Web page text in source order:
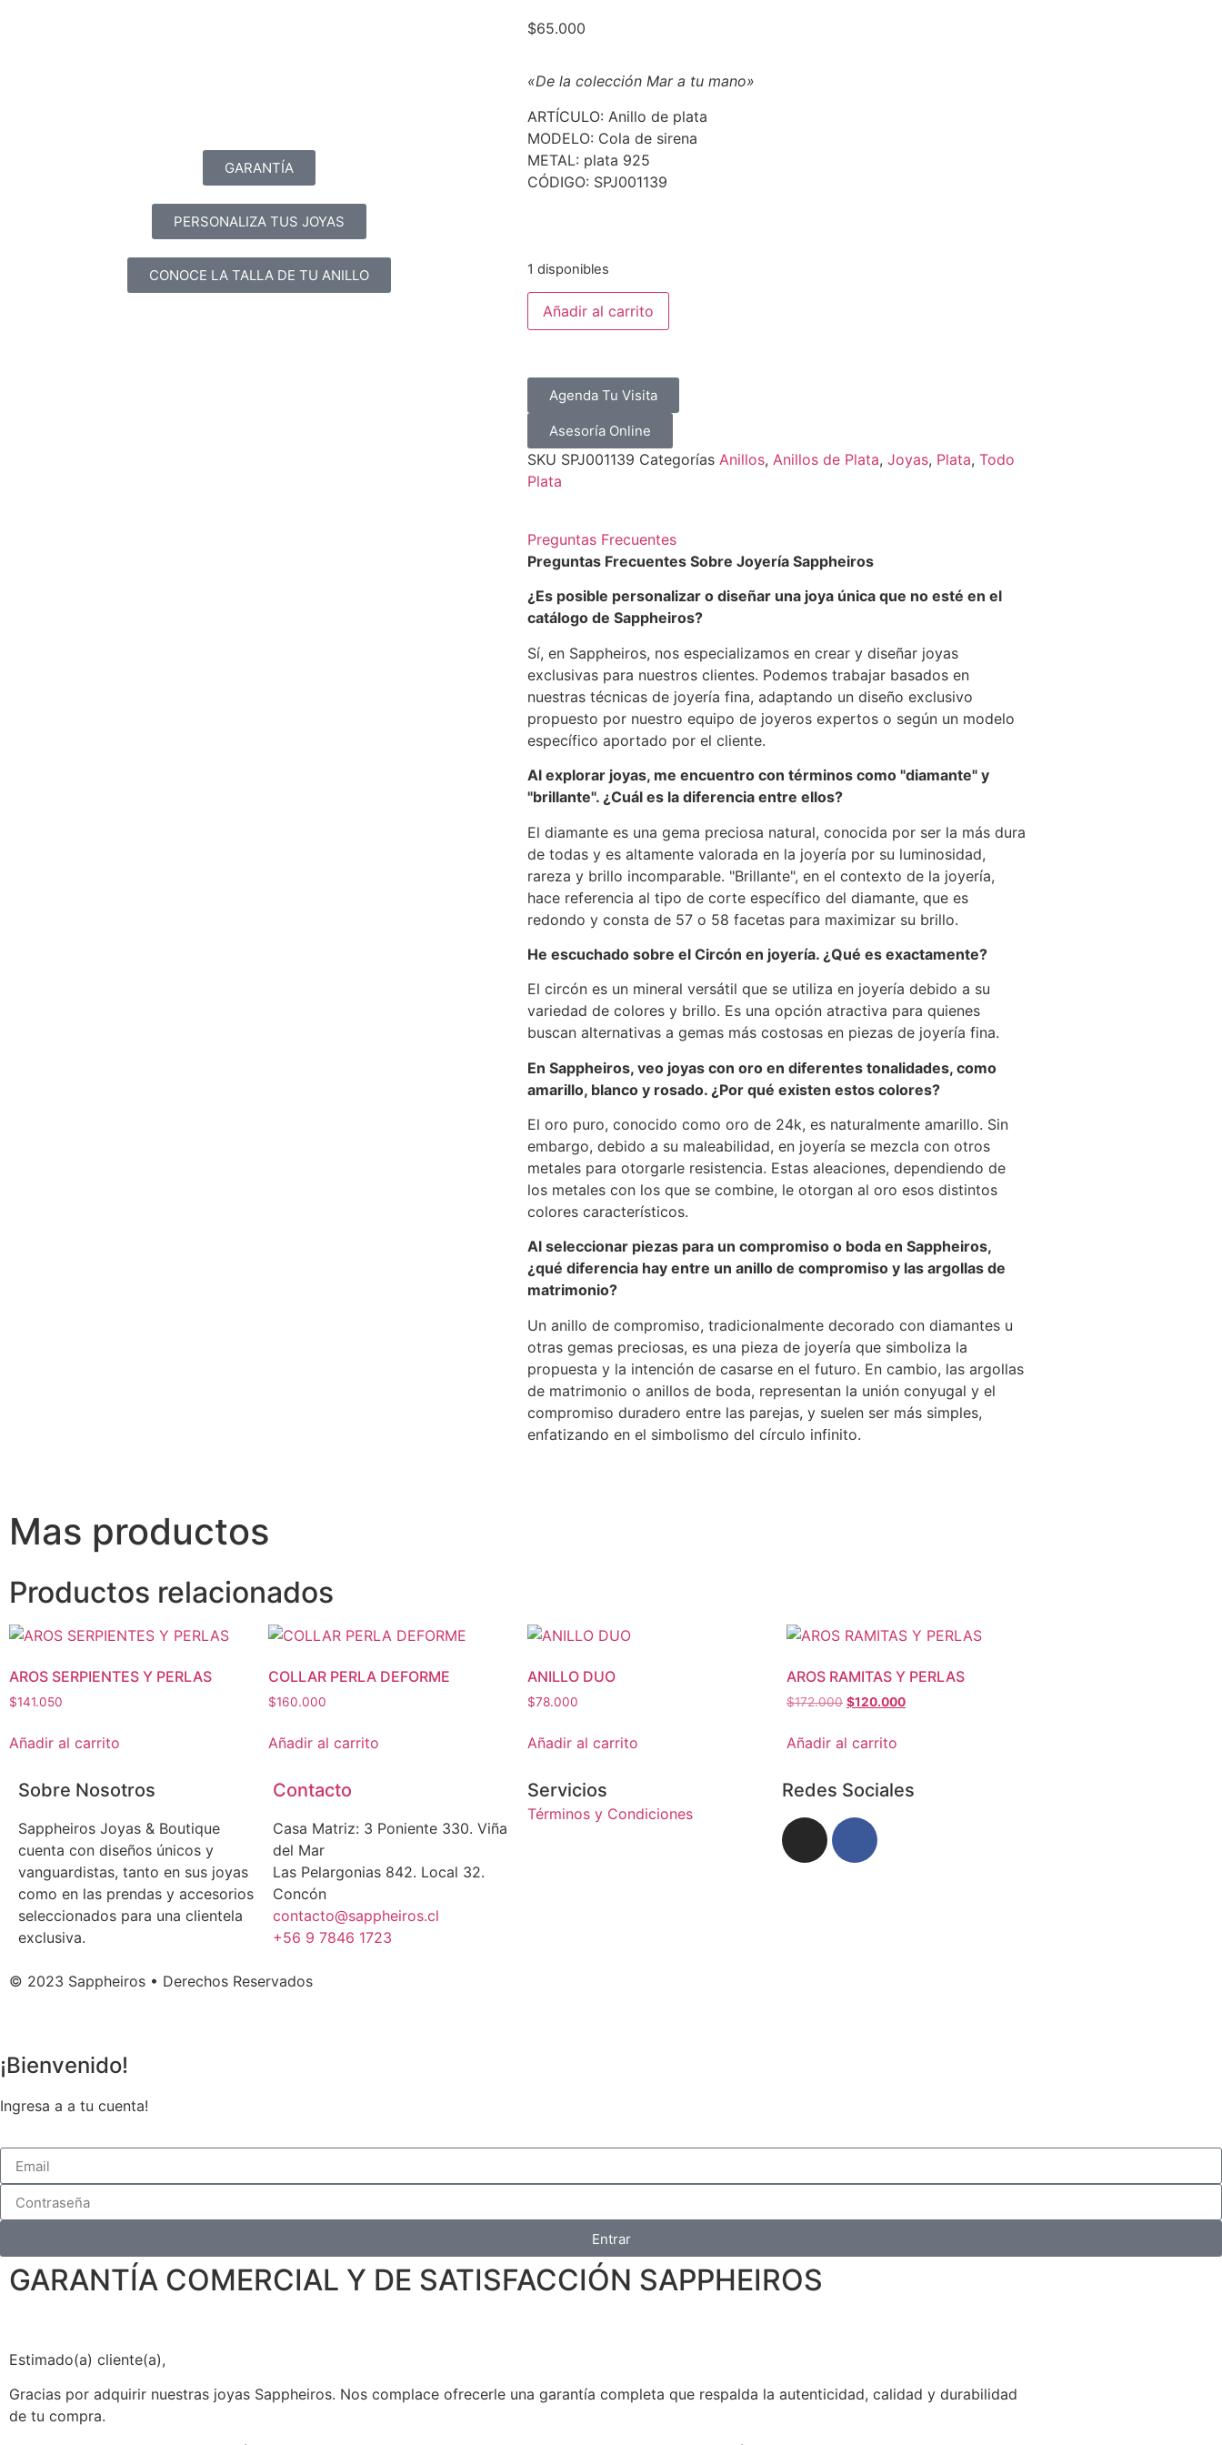
GARANTÍA
PERSONALIZA TUS JOYAS
CONOCE LA TALLA DE TU ANILLO
$65.000
«De la colección Mar a tu mano»
ARTÍCULO: Anillo de plata
MODELO: Cola de sirena
METAL: plata 925
CÓDIGO: SPJ001139
1 disponibles
Añadir al carrito
Agenda Tu Visita
Asesoría Online
SKU SPJ001139 Categorías Anillos, Anillos de Plata, Joyas, Plata, Todo
Plata
Preguntas Frecuentes
Preguntas Frecuentes Sobre Joyería Sappheiros
¿Es posible personalizar o diseñar una joya única que no esté en el
catálogo de Sappheiros?
Sí, en Sappheiros, nos especializamos en crear y diseñar joyas
exclusivas para nuestros clientes. Podemos trabajar basados en
nuestras técnicas de joyería fina, adaptando un diseño exclusivo
propuesto por nuestro equipo de joyeros expertos o según un modelo
específico aportado por el cliente.
Al explorar joyas, me encuentro con términos como "diamante" y
"brillante". ¿Cuál es la diferencia entre ellos?
El diamante es una gema preciosa natural, conocida por ser la más dura
de todas y es altamente valorada en la joyería por su luminosidad,
rareza y brillo incomparable. "Brillante", en el contexto de la joyería,
hace referencia al tipo de corte específico del diamante, que es
redondo y consta de 57 o 58 facetas para maximizar su brillo.
He escuchado sobre el Circón en joyería. ¿Qué es exactamente?
El circón es un mineral versátil que se utiliza en joyería debido a su
variedad de colores y brillo. Es una opción atractiva para quienes
buscan alternativas a gemas más costosas en piezas de joyería fina.
En Sappheiros, veo joyas con oro en diferentes tonalidades, como
amarillo, blanco y rosado. ¿Por qué existen estos colores?
El oro puro, conocido como oro de 24k, es naturalmente amarillo. Sin
embargo, debido a su maleabilidad, en joyería se mezcla con otros
metales para otorgarle resistencia. Estas aleaciones, dependiendo de
los metales con los que se combine, le otorgan al oro esos distintos
colores característicos.
Al seleccionar piezas para un compromiso o boda en Sappheiros,
¿qué diferencia hay entre un anillo de compromiso y las argollas de
matrimonio?
Un anillo de compromiso, tradicionalmente decorado con diamantes u
otras gemas preciosas, es una pieza de joyería que simboliza la
propuesta y la intención de casarse en el futuro. En cambio, las argollas
de matrimonio o anillos de boda, representan la unión conyugal y el
compromiso duradero entre las parejas, y suelen ser más simples,
enfatizando en el simbolismo del círculo infinito.
Mas productos
Productos relacionados
AROS SERPIENTES Y PERLAS
$141.050
Añadir al carrito
COLLAR PERLA DEFORME
$160.000
Añadir al carrito
ANILLO DUO
$78.000
Añadir al carrito
AROS RAMITAS Y PERLAS
$172.000 $120.000
Añadir al carrito
Sobre Nosotros
Sappheiros Joyas & Boutique
cuenta con diseños únicos y
vanguardistas, tanto en sus joyas
como en las prendas y accesorios
seleccionados para una clientela
exclusiva.
Contacto
Casa Matriz: 3 Poniente 330. Viña
del Mar
Las Pelargonias 842. Local 32.
Concón
contacto@sappheiros.cl
+56 9 7846 1723
Servicios
Términos y Condiciones
Redes Sociales
© 2023 Sappheiros • Derechos Reservados
¡Bienvenido!
Ingresa a a tu cuenta!
Entrar
GARANTÍA COMERCIAL Y DE SATISFACCIÓN SAPPHEIROS
Estimado(a) cliente(a),
Gracias por adquirir nuestras joyas Sappheiros. Nos complace ofrecerle una garantía completa que respalda la autenticidad, calidad y durabilidad
de tu compra.